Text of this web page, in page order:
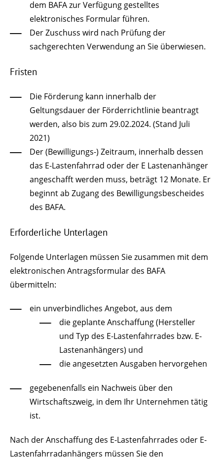
dem BAFA zur Verfügung gestelltes
elektronisches Formular führen.
Der Zuschuss wird nach Prüfung der
sachgerechten Verwendung an Sie überwiesen.
Fristen
Die Förderung kann innerhalb der
Geltungsdauer der Förderrichtlinie beantragt
werden, also bis zum 29.02.2024. (Stand Juli
2021)
Der (Bewilligungs-) Zeitraum, innerhalb dessen
das E-Lastenfahrrad oder der E Lastenanhänger
angeschafft werden muss, beträgt 12 Monate. Er
beginnt ab Zugang des Bewilligungsbescheides
des BAFA.
Erforderliche Unterlagen
Folgende Unterlagen müssen Sie zusammen mit dem
elektronischen Antragsformular des BAFA
übermitteln:
ein unverbindliches Angebot, aus dem
die geplante Anschaffung (Hersteller
und Typ des E-Lastenfahrrades bzw. E-
Lastenanhängers) und
die angesetzten Ausgaben hervorgehen
gegebenenfalls ein Nachweis über den
Wirtschaftszweig, in dem Ihr Unternehmen tätig
ist.
Nach der Anschaffung des E-Lastenfahrrades oder E-
Lastenfahrradanhängers müssen Sie den